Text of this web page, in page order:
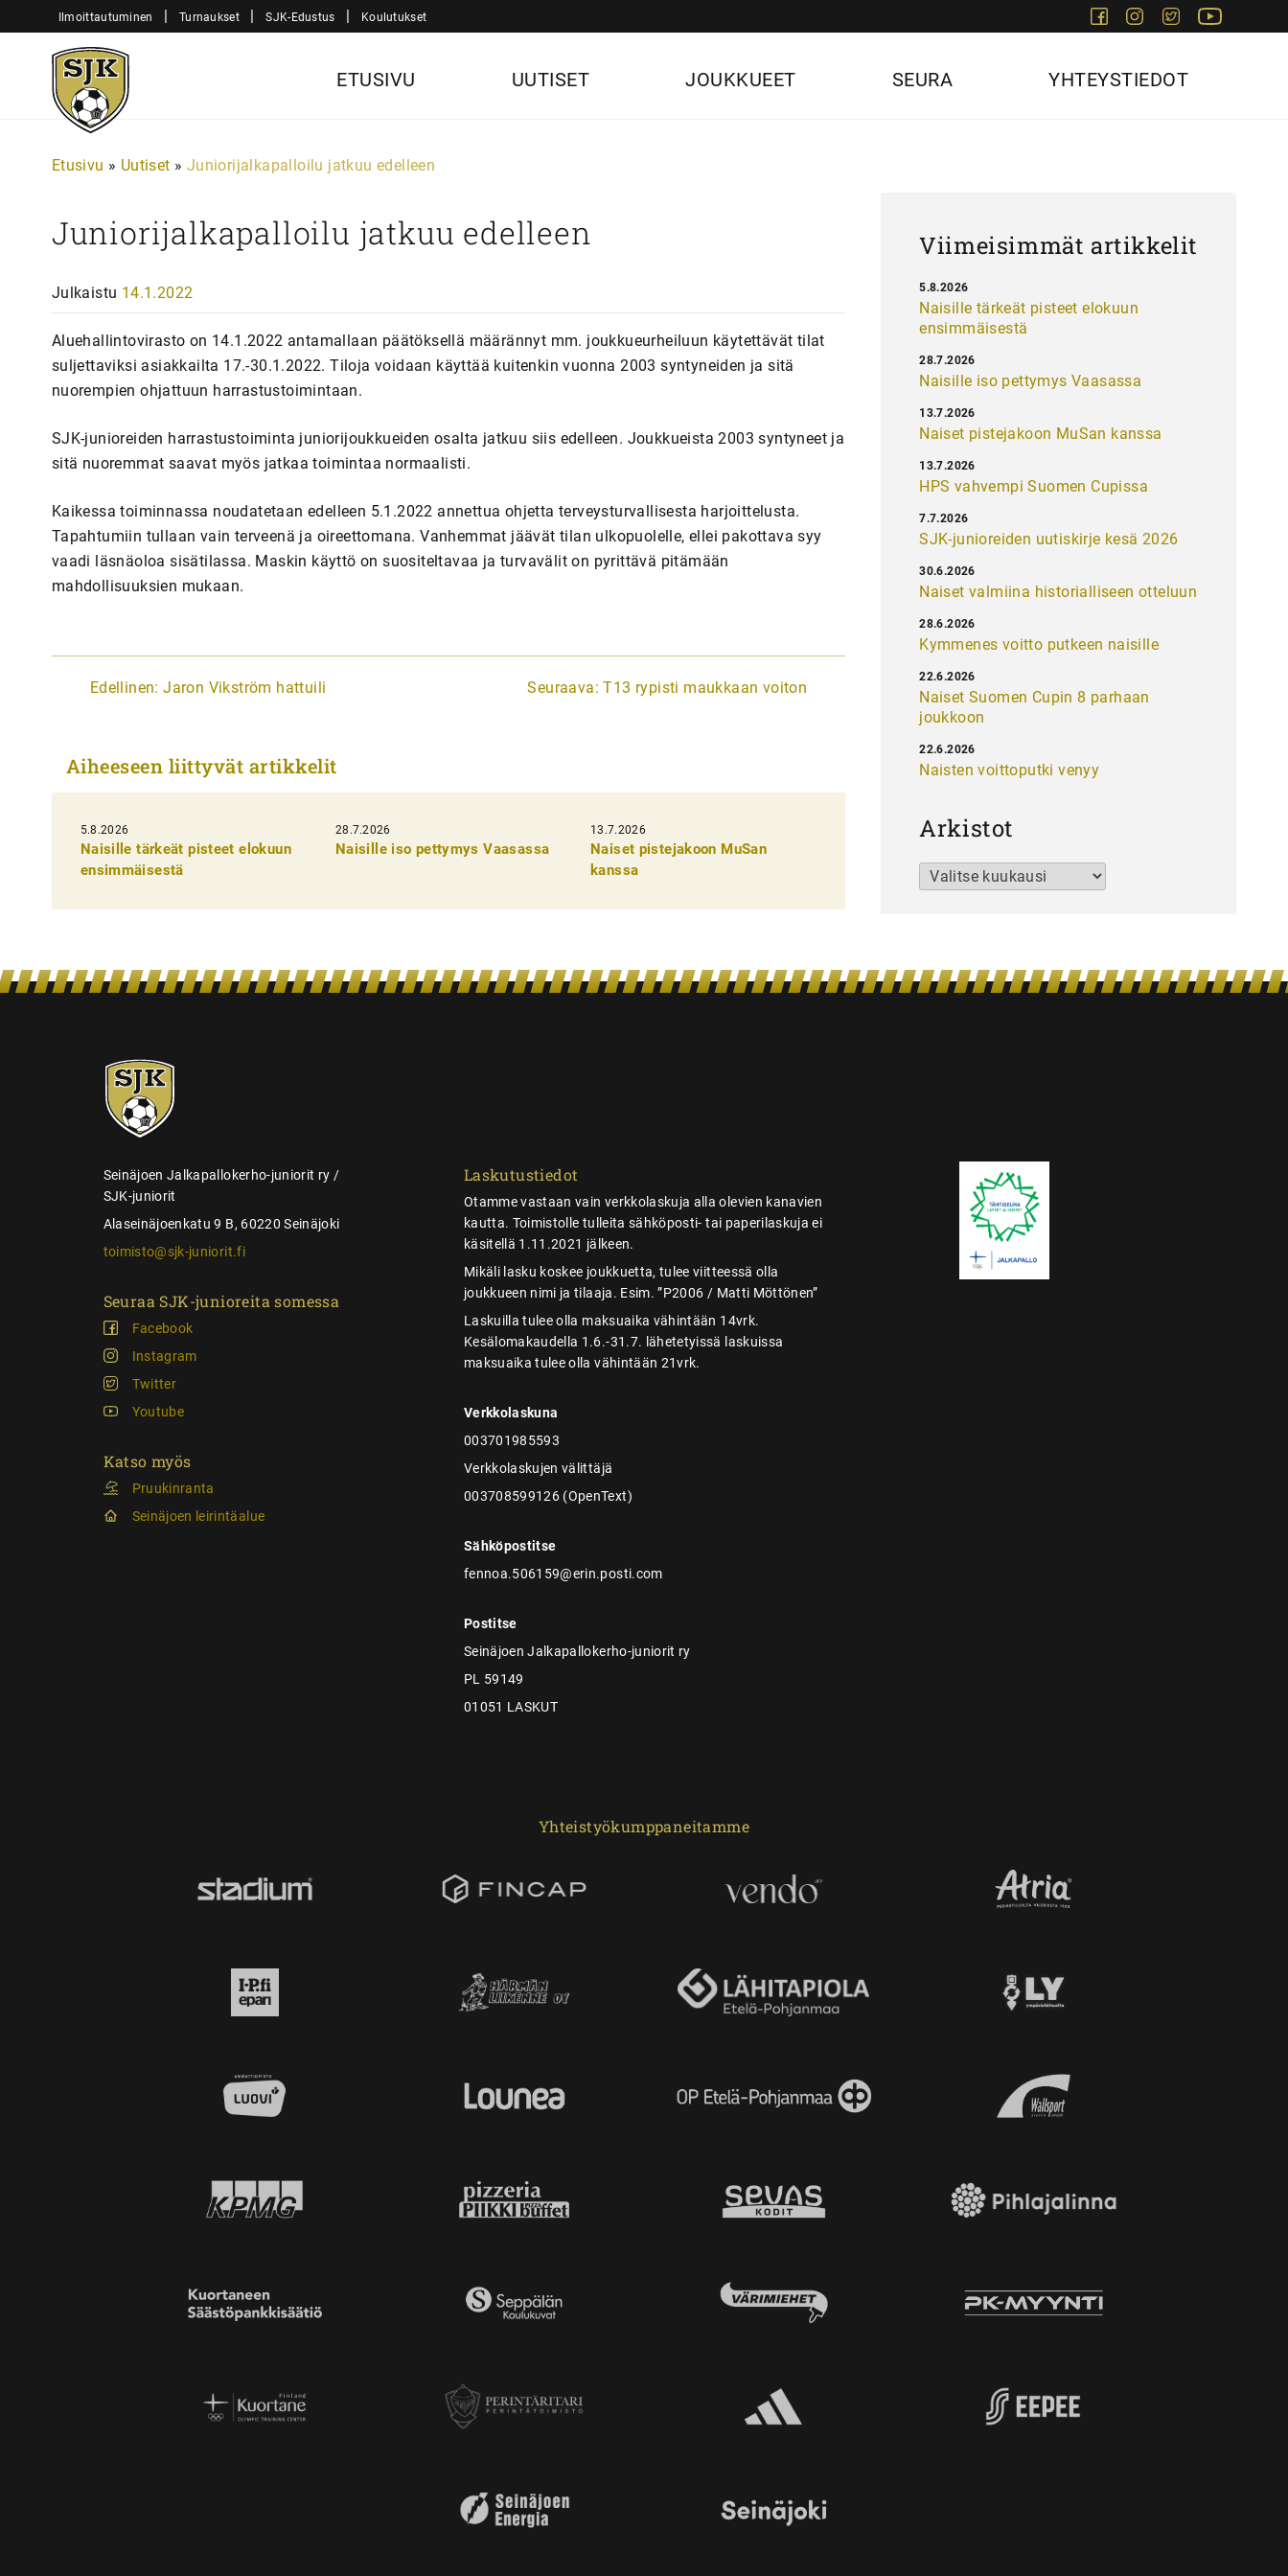
sisältöön
Ilmoittautuminen | Turnaukset | SJK-Edustus | Koulutukset FacebookInstagram
Twitter
Sjk-
Juniorit
ETUSIVU UUTISET JOUKKUEET SEURA YHTEYSTIEDOT
Etusivu » Uutiset » Juniorijalkapalloilu jatkuu edelleen
Juniorijalkapalloilu jatkuu edelleen
Julkaistu 14.1.2022
Aluehallintovirasto on 14.1.2022 antamallaan päätöksellä määrännyt mm. joukkueurheiluun käytettävät tilat
suljettaviksi asiakkailta 17.-30.1.2022. Tiloja voidaan käyttää kuitenkin vuonna 2003 syntyneiden ja sitä
nuorempien ohjattuun harrastustoimintaan.
SJK-junioreiden harrastustoiminta juniorijoukkueiden osalta jatkuu siis edelleen. Joukkueista 2003 syntyneet ja
sitä nuoremmat saavat myös jatkaa toimintaa normaalisti.
Kaikessa toiminnassa noudatetaan edelleen 5.1.2022 annettua ohjetta terveysturvallisesta harjoittelusta.
Tapahtumiin tullaan vain terveenä ja oireettomana. Vanhemmat jäävät tilan ulkopuolelle, ellei pakottava syy
vaadi läsnäoloa sisätilassa. Maskin käyttö on suositeltavaa ja turvavälit on pyrittävä pitämään
mahdollisuuksien mukaan.
A
i
k
e
n
Edellinen: Jaron Vikström hattuili Seuraava: T13 rypisti maukkaan voiton
Aiheeseen liittyvät artikkelit
5.8.2026
Naisille tärkeät pisteet elokuun
ensimmäisestä
28.7.2026
Naisille iso pettymys Vaasassa
13.7.2026
Naiset pistejakoon MuSan
kanssa
Viimeisimmät artikkelit
Naisille tärkeät pisteet elokuun
ensimmäisestä
5.8.2026
Naisille iso pettymys Vaasassa
28.7.2026
Naiset pistejakoon MuSan kanssa
13.7.2026
HPS vahvempi Suomen Cupissa
13.7.2026
SJK-junioreiden uutiskirje kesä 2026
7.7.2026
Naiset valmiina historialliseen otteluun
30.6.2026
Kymmenes voitto putkeen naisille
28.6.2026
Naiset Suomen Cupin 8 parhaan
joukkoon
22.6.2026
Naisten voittoputki venyy
22.6.2026
Arkistot
Arkistot
SJK-
juniorit
Seinäjoen Jalkapallokerho-juniorit ry /
SJK-juniorit
Alaseinäjoenkatu 9 B, 60220 Seinäjoki
toimisto@sjk-juniorit.fi
Seuraa SJK-junioreita somessa
Facebook
Instagram
Twitter
Youtube
Katso myös
Pruukinranta
Seinäjoen leirintäalue
Laskutustiedot
Otamme vastaan vain verkkolaskuja alla olevien kanavien
kautta. Toimistolle tulleita sähköposti- tai paperilaskuja ei
käsitellä 1.11.2021 jälkeen.
Mikäli lasku koskee joukkuetta, tulee viitteessä olla
joukkueen nimi ja tilaaja. Esim. ”P2006 / Matti Möttönen”
Laskuilla tulee olla maksuaika vähintään 14vrk.
Kesälomakaudella 1.6.-31.7. lähetetyissä laskuissa
maksuaika tulee olla vähintään 21vrk.
Verkkolaskuna
003701985593
Verkkolaskujen välittäjä
003708599126 (OpenText)
Sähköpostitse
fennoa.506159@erin.posti.com
Postitse
Seinäjoen Jalkapallokerho-juniorit ry
PL 59149
01051 LASKUT
Yhteistyökumppaneitamme